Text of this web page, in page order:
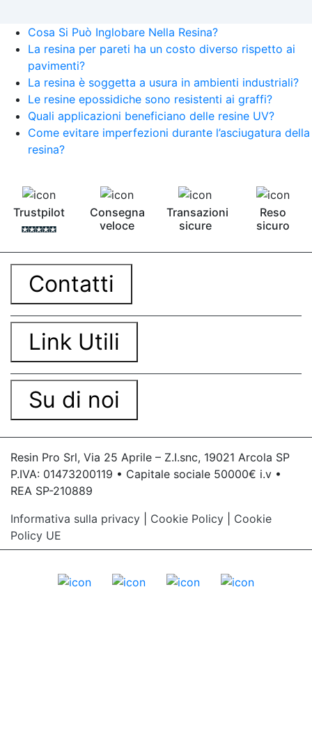
Cosa Si Può Inglobare Nella Resina?
La resina per pareti ha un costo diverso rispetto ai
pavimenti?
La resina è soggetta a usura in ambienti industriali?
Le resine epossidiche sono resistenti ai graffi?
Quali applicazioni beneficiano delle resine UV?
Come evitare imperfezioni durante l’asciugatura della
resina?
Trustpilot
Consegna
veloce
Transazioni
sicure
Reso
sicuro
Contatti
Link Utili
Su di noi
Resin Pro Srl, Via 25 Aprile – Z.I.snc, 19021 Arcola SP
P.IVA: 01473200119 • Capitale sociale 50000€ i.v •
REA SP-210889
Informativa sulla privacy
Cookie Policy
Cookie
Policy UE